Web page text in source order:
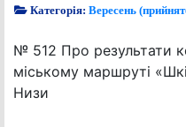
Категорія:Вересень
№ 512 Про результати
міському маршруті
Низи